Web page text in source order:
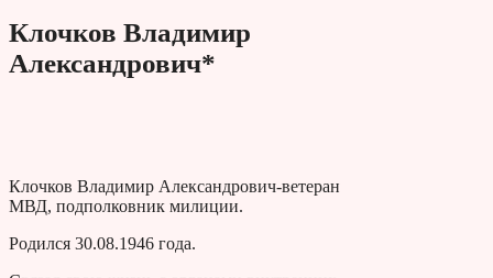
Клочков Владимир
Александрович*
Клочков Владимир Александрович-ветеран
МВД, подполковник милиции.
Родился 30.08.1946 года.